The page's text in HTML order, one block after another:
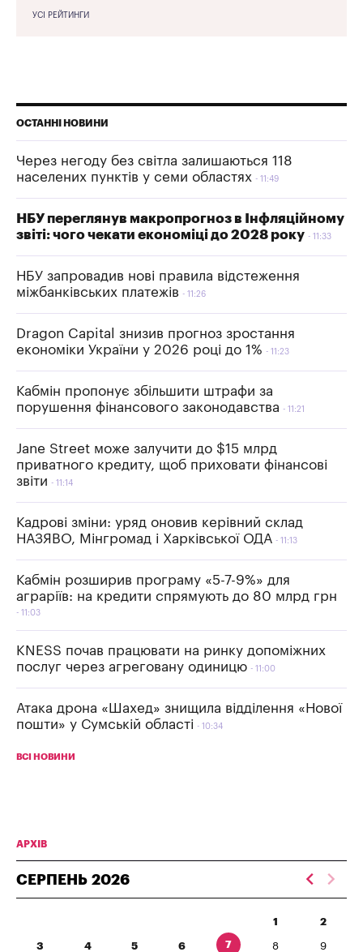
УСІ РЕЙТИНГИ
ОСТАННІ НОВИНИ
Через негоду без світла залишаються 118
населених пунктів у семи областях
11:49
НБУ переглянув макропрогноз в Інфляційному
звіті: чого чекати економіці до 2028 року
11:33
НБУ запровадив нові правила відстеження
міжбанківських платежів
11:26
Dragon Capital знизив прогноз зростання
економіки України у 2026 році до 1%
11:23
Кабмін пропонує збільшити штрафи за
порушення фінансового законодавства
11:21
Jane Street може залучити до $15 млрд
приватного кредиту, щоб приховати фінансові
звіти
11:14
Кадрові зміни: уряд оновив керівний склад
НАЗЯВО, Мінгромад і Харківської ОДА
11:13
Кабмін розширив програму «5-7-9%» для
аграріїв: на кредити спрямують до 80 млрд грн
11:03
KNESS почав працювати на ринку допоміжних
послуг через агреговану одиницю
11:00
Атака дрона «Шахед» знищила відділення «Нової
пошти» у Сумській області
10:34
ВСІ НОВИНИ
АРХІВ
СЕРПЕНЬ 2026
1 2
3 4 5 6 7 8 9